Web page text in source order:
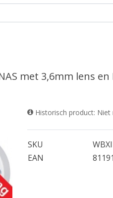
met 3,6mm lens en
Historisch product:
SKU
EAN